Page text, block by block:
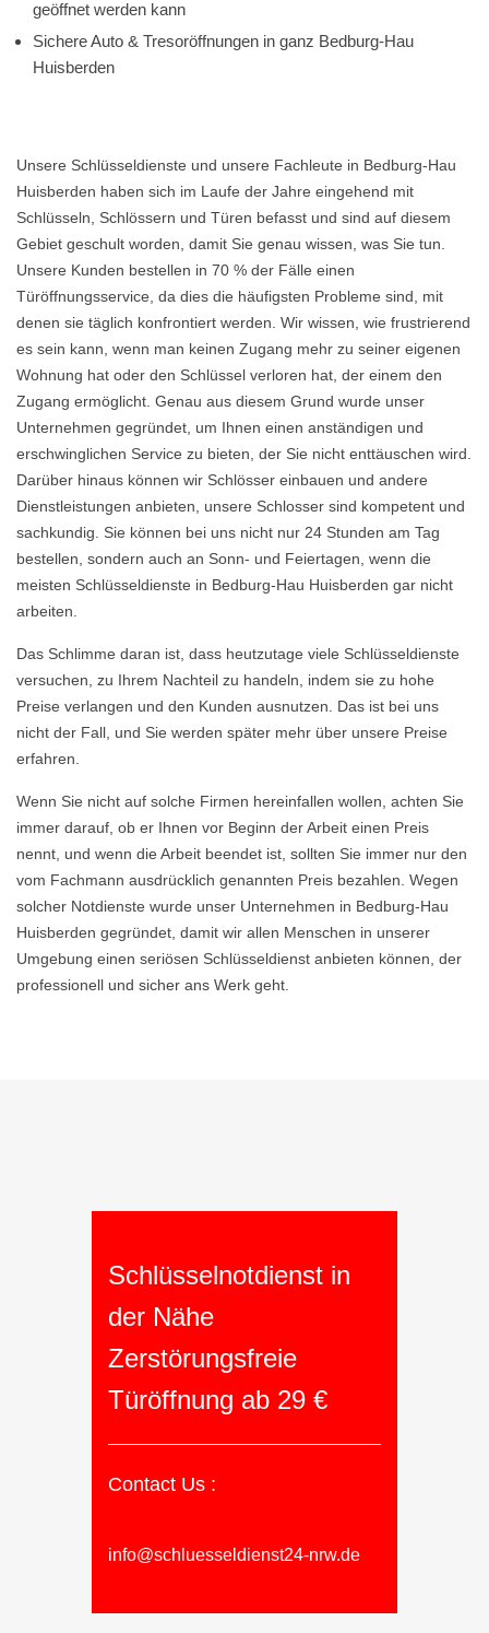
geöffnet werden kann
Sichere Auto & Tresoröffnungen in ganz Bedburg-Hau
Huisberden
Unsere Schlüsseldienste und unsere Fachleute in Bedburg-Hau
Huisberden haben sich im Laufe der Jahre eingehend mit
Schlüsseln, Schlössern und Türen befasst und sind auf diesem
Gebiet geschult worden, damit Sie genau wissen, was Sie tun.
Unsere Kunden bestellen in 70 % der Fälle einen
Türöffnungsservice, da dies die häufigsten Probleme sind, mit
denen sie täglich konfrontiert werden. Wir wissen, wie frustrierend
es sein kann, wenn man keinen Zugang mehr zu seiner eigenen
Wohnung hat oder den Schlüssel verloren hat, der einem den
Zugang ermöglicht. Genau aus diesem Grund wurde unser
Unternehmen gegründet, um Ihnen einen anständigen und
erschwinglichen Service zu bieten, der Sie nicht enttäuschen wird.
Darüber hinaus können wir Schlösser einbauen und andere
Dienstleistungen anbieten, unsere Schlosser sind kompetent und
sachkundig. Sie können bei uns nicht nur 24 Stunden am Tag
bestellen, sondern auch an Sonn- und Feiertagen, wenn die
meisten Schlüsseldienste in Bedburg-Hau Huisberden gar nicht
arbeiten.
Das Schlimme daran ist, dass heutzutage viele Schlüsseldienste
versuchen, zu Ihrem Nachteil zu handeln, indem sie zu hohe
Preise verlangen und den Kunden ausnutzen. Das ist bei uns
nicht der Fall, und Sie werden später mehr über unsere Preise
erfahren.
Wenn Sie nicht auf solche Firmen hereinfallen wollen, achten Sie
immer darauf, ob er Ihnen vor Beginn der Arbeit einen Preis
nennt, und wenn die Arbeit beendet ist, sollten Sie immer nur den
vom Fachmann ausdrücklich genannten Preis bezahlen. Wegen
solcher Notdienste wurde unser Unternehmen in Bedburg-Hau
Huisberden gegründet, damit wir allen Menschen in unserer
Umgebung einen seriösen Schlüsseldienst anbieten können, der
professionell und sicher ans Werk geht.
Schlüsselnotdienst in
der Nähe
Zerstörungsfreie
Türöffnung ab 29 €
Contact Us :
info@schluesseldienst24-nrw.de